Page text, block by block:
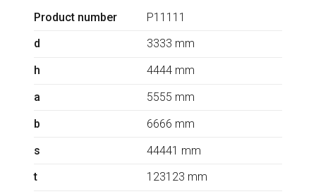
Product number
P11111
d
3333 mm
h
4444 mm
a
5555 mm
b
6666 mm
s
44441 mm
t
123123 mm